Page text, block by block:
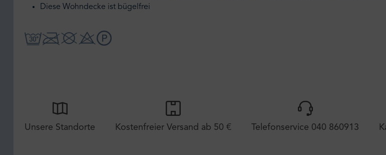
Diese Wohndecke ist bügelfrei
Unsere Standorte Kostenfreier Versand ab 50 € Telefonservice 040 860913